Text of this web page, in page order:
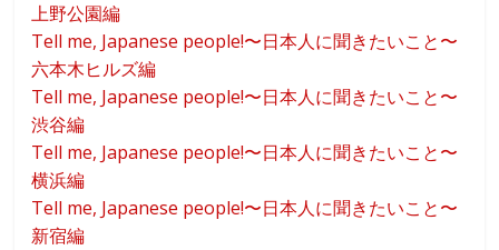
上野公園編
Tell me, Japanese people!〜日本人に聞きたいこと〜
六本木ヒルズ編
Tell me, Japanese people!〜日本人に聞きたいこと〜
渋谷編
Tell me, Japanese people!〜日本人に聞きたいこと〜
横浜編
Tell me, Japanese people!〜日本人に聞きたいこと〜
新宿編